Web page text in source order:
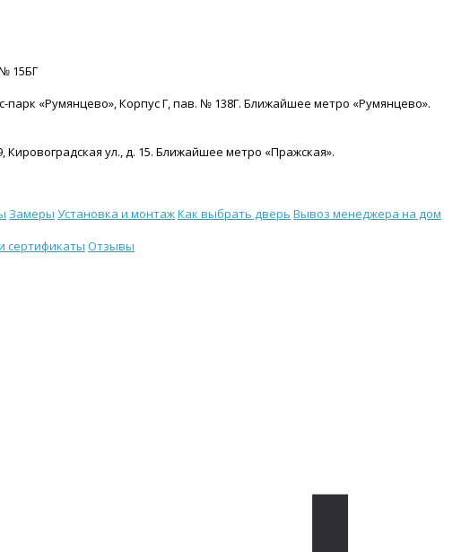
15БГ
парк «Румянцево», Корпус Г, пав. № 138Г. Ближайшее метро «Румянцево».
Кировоградская ул., д. 15. Ближайшее метро «Пражская».
Замеры Установка и монтажКак выбрать дверь Вывоз менеджера на дом
сертификаты Отзывы